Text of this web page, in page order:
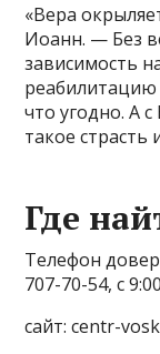
«Вера
Иоанн. — Без
зависимость
реабилитацию
что угодно. А
такое страсть
Где
Телефон
707-70-54, с
сайт: centr-